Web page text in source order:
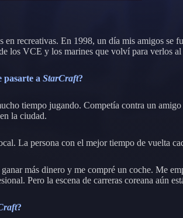
recreativas. En 1998, un día mis amigos se
los VCE y los marines que volví para verlos
pasarte a StarCraft?
tiempo jugando. Competía contra un
la ciudad.
La persona con el mejor tiempo de vuelta
ganar más dinero y me compré un coche. Me
Pero la escena de carreras coreana aún
?